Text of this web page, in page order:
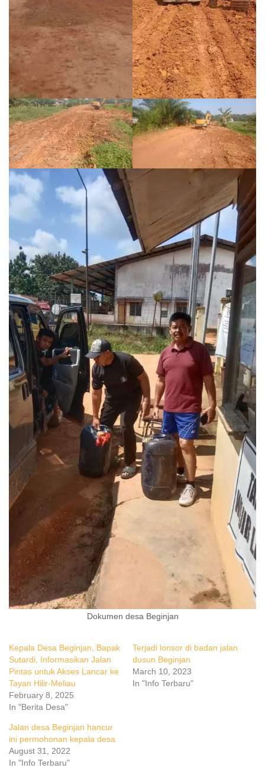
Dokumen desa Beginjan
Kepala Desa Beginjan, Bapak
Sutardi, Informasikan Jalan
Pintas untuk Akses Lancar ke
Tayan Hilir-Meliau
February 8, 2025
In "Berita Desa"
Terjadi lonsor di badan jalan
dusun Beginjan
March 10, 2023
In "Info Terbaru"
Jalan desa Beginjan hancur
ini permohonan kepala desa
August 31, 2022
In "Info Terbaru"